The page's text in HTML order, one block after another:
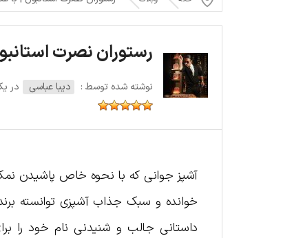
رستوران نصرت
نوشته شده توسط : دیبا عباسی در یکشنبه
آشپز جوانی که با نحوه خاص پاشیدن
خوانده و سبک جذاب آشپزی توانسته
داستانی جالب و شنیدنی نام خود را